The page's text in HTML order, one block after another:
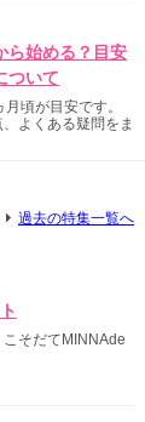
ら始める？目安
ついて
頃が目安です。
よくある疑問をま
過去の特集一覧へ
そだてMINNAde